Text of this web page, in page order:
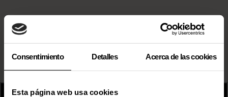
Consentimiento Detalles Acerca de las cookies
Esta página web usa cookies